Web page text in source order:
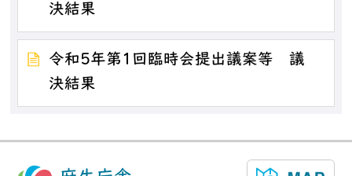
決結果
令和5年第1回臨時会提出議案等 議
決結果